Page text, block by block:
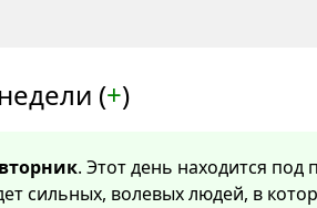
(+)
вторник. Этот день находится
сильных, волевых людей, в